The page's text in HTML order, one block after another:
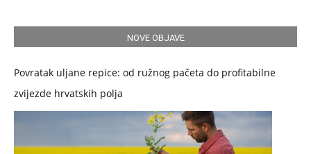
NOVE OBJAVE
Povratak uljane repice: od ružnog pačeta do profitabilne
zvijezde hrvatskih polja